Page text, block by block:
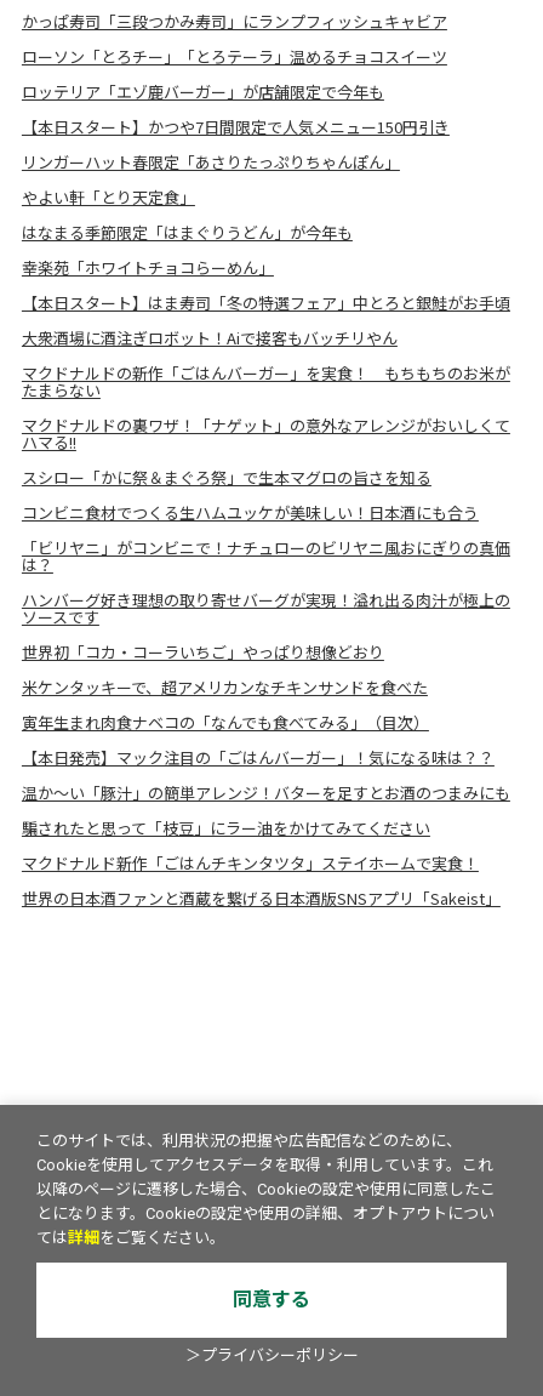
かっぱ寿司「三段つかみ寿司」にランプフィッシュキャビア
ローソン「とろチー」「とろテーラ」温めるチョコスイーツ
ロッテリア「エゾ鹿バーガー」が店舗限定で今年も
【本日スタート】かつや7日間限定で人気メニュー150円引き
リンガーハット春限定「あさりたっぷりちゃんぽん」
やよい軒「とり天定食」
はなまる季節限定「はまぐりうどん」が今年も
幸楽苑「ホワイトチョコらーめん」
【本日スタート】はま寿司「冬の特選フェア」中とろと銀鮭がお手頃
大衆酒場に酒注ぎロボット！Aiで接客もバッチリやん
マクドナルドの新作「ごはんバーガー」を実食！ もちもちのお米が
たまらない
マクドナルドの裏ワザ！「ナゲット」の意外なアレンジがおいしくて
ハマる!!
スシロー「かに祭＆まぐろ祭」で生本マグロの旨さを知る
コンビニ食材でつくる生ハムユッケが美味しい！日本酒にも合う
「ビリヤニ」がコンビニで！ナチュローのビリヤニ風おにぎりの真価
は？
ハンバーグ好き理想の取り寄せバーグが実現！溢れ出る肉汁が極上の
ソースです
世界初「コカ・コーラいちご」やっぱり想像どおり
米ケンタッキーで、超アメリカンなチキンサンドを食べた
寅年生まれ肉食ナベコの「なんでも食べてみる」（目次）
【本日発売】マック注目の「ごはんバーガー」！気になる味は？？
温か～い「豚汁」の簡単アレンジ！バターを足すとお酒のつまみにも
騙されたと思って「枝豆」にラー油をかけてみてください
マクドナルド新作「ごはんチキンタツタ」ステイホームで実食！
世界の日本酒ファンと酒蔵を繋げる日本酒版SNSアプリ「Sakeist」
このサイトでは、利用状況の把握や広告配信などのために、
Cookieを使用してアクセスデータを取得・利用しています。これ
以降のページに遷移した場合、Cookieの設定や使用に同意したこ
とになります。Cookieの設定や使用の詳細、オプトアウトについ
ては詳細 をご覧ください。
同意する
＞プライバシーポリシー